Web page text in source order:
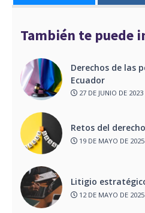
También te puede
Derechos de las
Ecuador
27 DE JUNIO DE 2023
Retos del
19 DE MAYO DE 2025
Litigio
12 DE MAYO DE 2025